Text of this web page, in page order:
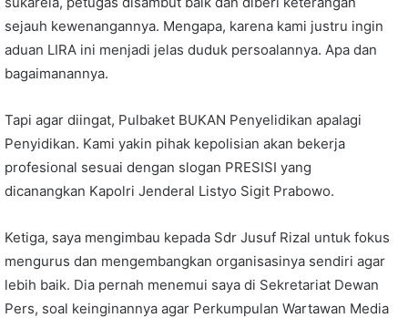
sejauh kewenangannya. Mengapa, karena kami justru ingin
aduan LIRA ini menjadi jelas duduk persoalannya. Apa dan
bagaimanannya.
Tapi agar diingat, Pulbaket BUKAN Penyelidikan apalagi
Penyidikan. Kami yakin pihak kepolisian akan bekerja
profesional sesuai dengan slogan PRESISI yang
dicanangkan Kapolri Jenderal Listyo Sigit Prabowo.
Ketiga, saya mengimbau kepada Sdr Jusuf Rizal untuk fokus
mengurus dan mengembangkan organisasinya sendiri agar
lebih baik. Dia pernah menemui saya di Sekretariat Dewan
Pers, soal keinginannya agar Perkumpulan Wartawan Media